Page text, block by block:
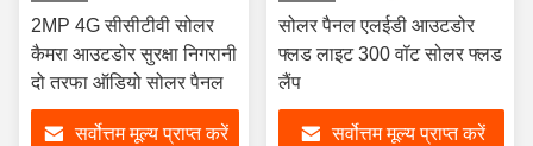
2MP 4G सीसीटीवी सोलर
कैमरा आउटडोर सुरक्षा निगरानी
दो तरफा ऑडियो सोलर पैनल
सर्वोत्तम मूल्य प्राप्त करें
सोलर पैनल एलईडी आउटडोर
फ्लड लाइट 300 वॉट सोलर फ्लड
लैंप
सर्वोत्तम मूल्य प्राप्त करें